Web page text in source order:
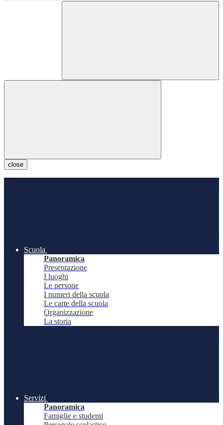
close
Scuola
Panoramica
Presentazione
I luoghi
Le persone
I numeri della scuola
Le carte della scuola
Organizzazione
La storia
Servizi
Panoramica
Famiglie e studenti